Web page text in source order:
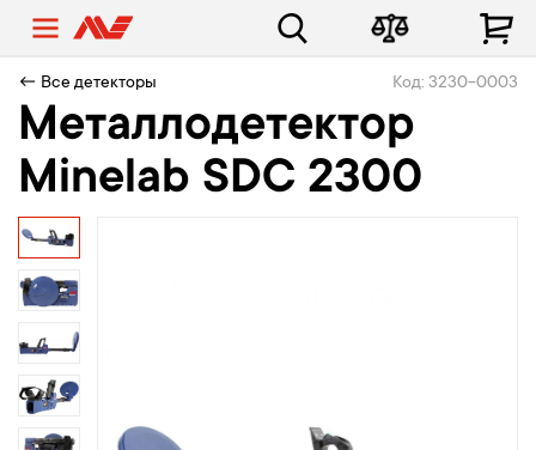
← Все детекторы Код: 3230-0003
Металлодетектор
Minelab SDC 2300